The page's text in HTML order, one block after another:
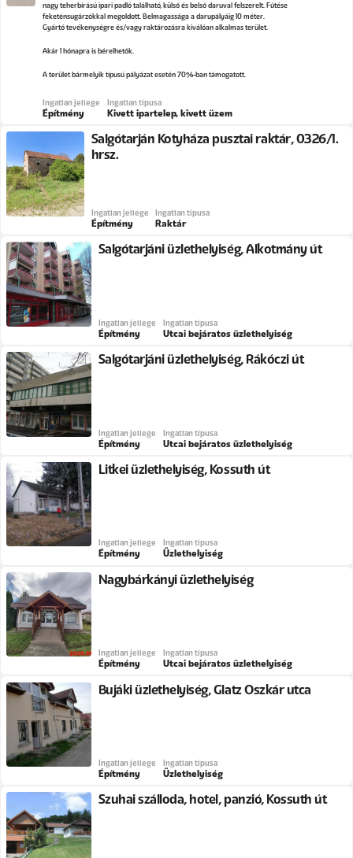
nagy teherbírású ipari padló található, külső és belső daruval felszerelt. Fűtése
feketénsugárzókkal megoldott. Belmagassága a darupályáig 10 méter.
Gyártó tevékenységre és/vagy raktározásra kiválóan alkalmas terület.
Akár 1 hónapra is bérelhetők.
A terület bármelyik típusú pályázat esetén 70%-ban támogatott.
Ingatlan jellege
Építmény
Ingatlan típusa
Kivett ipartelep, kivett üzem
Salgótarján Kotyháza pusztai raktár, 0326/1.
hrsz.
Ingatlan jellege
Építmény
Ingatlan típusa
Raktár
Salgótarjáni üzlethelyiség, Alkotmány út
Ingatlan jellege
Építmény
Ingatlan típusa
Utcai bejáratos üzlethelyiség
Salgótarjáni üzlethelyiség, Rákóczi út
Ingatlan jellege
Építmény
Ingatlan típusa
Utcai bejáratos üzlethelyiség
Litkei üzlethelyiség, Kossuth út
Ingatlan jellege
Építmény
Ingatlan típusa
Üzlethelyiség
Nagybárkányi üzlethelyiség
Ingatlan jellege
Építmény
Ingatlan típusa
Utcai bejáratos üzlethelyiség
Bujáki üzlethelyiség, Glatz Oszkár utca
Ingatlan jellege
Építmény
Ingatlan típusa
Üzlethelyiség
Szuhai szálloda, hotel, panzió, Kossuth út